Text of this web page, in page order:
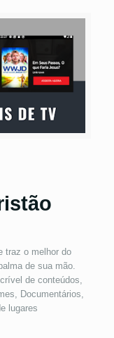
traz o melhor do
de sua mão.
de conteúdos,
Documentários,
lugares